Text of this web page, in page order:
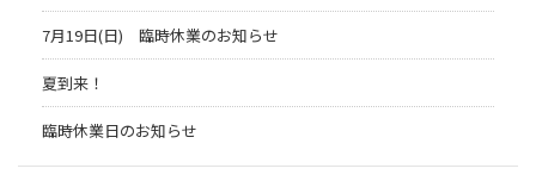
7月19日(日) 臨時休業のお知らせ
夏到来！
臨時休業日のお知らせ